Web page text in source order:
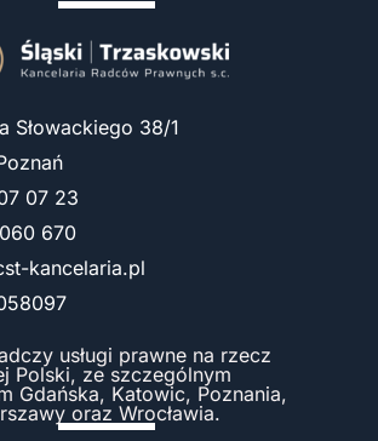
Słowackiego 38/1
07 23
670
kancelaria.pl
usługi prawne na rzecz
Polski, ze szczególnym
Gdańska, Katowic, Poznania,
oraz Wrocławia.